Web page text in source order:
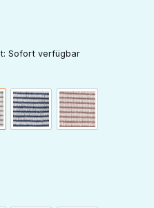
Sofort verfügbar
natur
marine-naturmauve-natur